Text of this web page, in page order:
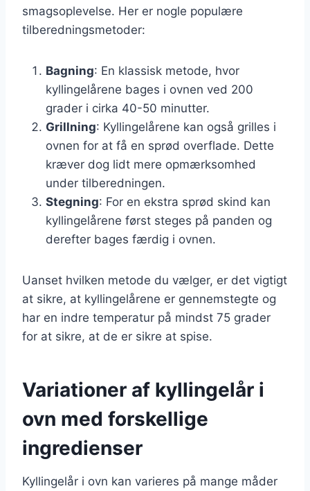
smagsoplevelse. Her er nogle populære
tilberedningsmetoder:
Bagning: En klassisk metode, hvor
kyllingelårene bages i ovnen ved 200
grader i cirka 40-50 minutter.
Grillning: Kyllingelårene kan også grilles i
ovnen for at få en sprød overflade. Dette
kræver dog lidt mere opmærksomhed
under tilberedningen.
Stegning: For en ekstra sprød skind kan
kyllingelårene først steges på panden og
derefter bages færdig i ovnen.
Uanset hvilken metode du vælger, er det vigtigt
at sikre, at kyllingelårene er gennemstegte og
har en indre temperatur på mindst 75 grader
for at sikre, at de er sikre at spise.
Variationer af kyllingelår i
ovn med forskellige
ingredienser
Kyllingelår i ovn kan varieres på mange måder